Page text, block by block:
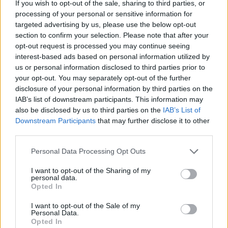
If you wish to opt-out of the sale, sharing to third parties, or
processing of your personal or sensitive information for
targeted advertising by us, please use the below opt-out
section to confirm your selection. Please note that after your
opt-out request is processed you may continue seeing
interest-based ads based on personal information utilized by
us or personal information disclosed to third parties prior to
your opt-out. You may separately opt-out of the further
disclosure of your personal information by third parties on the
IAB’s list of downstream participants. This information may
also be disclosed by us to third parties on the IAB’s List of
Downstream Participants that may further disclose it to other
Please note that this website/app uses one or more Google
not limited to your visit or usage behaviour. You may click to
grant or deny consent to Google and its third-party tags to
use your data for below specified purposes in below Google
consent section.
Personal Data Processing Opt Outs
I want to opt-out of the Sharing of my
personal data.
Opted In
I want to opt-out of the Sale of my
Personal Data.
Opted In
Sally Ride az első amerikai nő volt az űrben, és egyike azon
keveseknek, akik csendben írtak történelmet. A róla készült
film először mutatja be személyes oldalát és eddig titokban
maradt párkapcsolatát Tam O'Shaughnessy-val.
tovább
Benett főszereplésével
2025. 06. 05.|Kultúrpart